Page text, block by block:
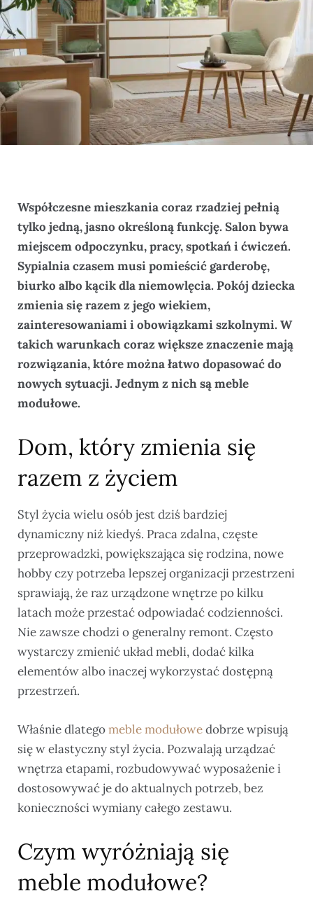
Współczesne mieszkania coraz rzadziej pełnią
tylko jedną, jasno określoną funkcję. Salon bywa
miejscem odpoczynku, pracy, spotkań i ćwiczeń.
Sypialnia czasem musi pomieścić garderobę,
biurko albo kącik dla niemowlęcia. Pokój dziecka
zmienia się razem z jego wiekiem,
zainteresowaniami i obowiązkami szkolnymi. W
takich warunkach coraz większe znaczenie mają
rozwiązania, które można łatwo dopasować do
nowych sytuacji. Jednym z nich są meble
modułowe.
Dom, który zmienia się
razem z życiem
Styl życia wielu osób jest dziś bardziej
dynamiczny niż kiedyś. Praca zdalna, częste
przeprowadzki, powiększająca się rodzina, nowe
hobby czy potrzeba lepszej organizacji przestrzeni
sprawiają, że raz urządzone wnętrze po kilku
latach może przestać odpowiadać codzienności.
Nie zawsze chodzi o generalny remont. Często
wystarczy zmienić układ mebli, dodać kilka
elementów albo inaczej wykorzystać dostępną
przestrzeń.
Właśnie dlategomeble modułowedobrze wpisują
się w elastyczny styl życia. Pozwalają urządzać
wnętrza etapami, rozbudowywać wyposażenie i
dostosowywać je do aktualnych potrzeb, bez
konieczności wymiany całego zestawu.
Czym wyróżniają się
meble modułowe?